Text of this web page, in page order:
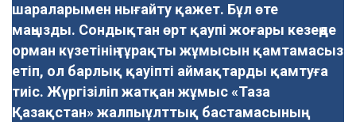
шараларымен нығайту қажет. Бұл өте
маңызды. Сондықтан өрт қаупі жоғары кезеңде
орман күзетінің тұрақты жұмысын қамтамасыз
етіп, ол барлық қауіпті аймақтарды қамтуға
тиіс. Жүргізіліп жатқан жұмыс «Таза
Қазақстан» жалпыұлттық бастамасының